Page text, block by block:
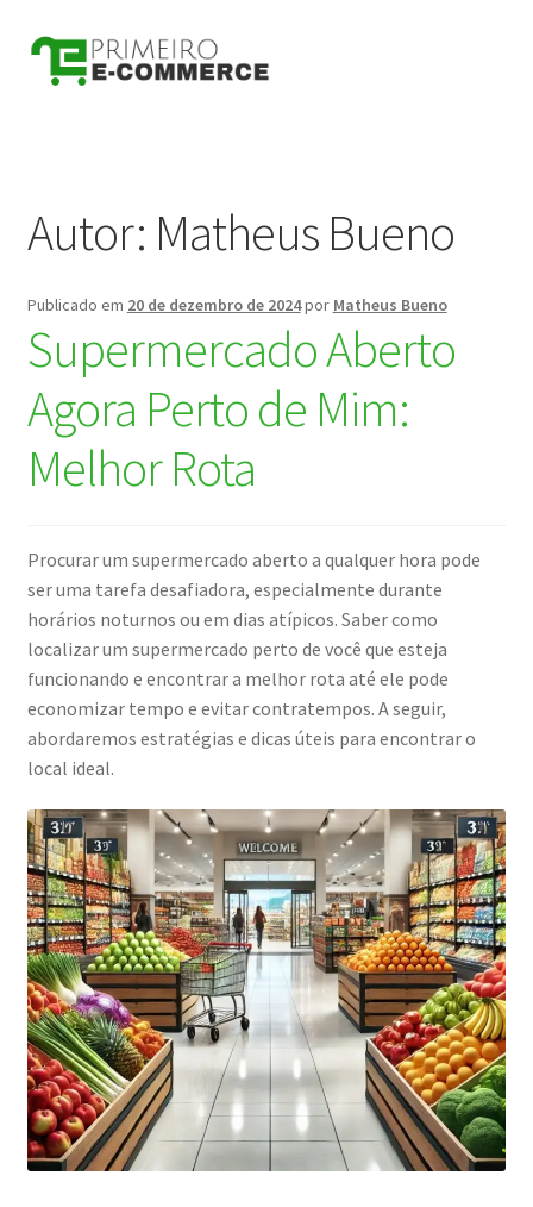
Pular
para
Pular
para
Autor: Matheus Bueno
Publicado em 20 de dezembro de 2024por Matheus Bueno
Supermercado Aberto
Agora Perto de Mim:
Melhor Rota
Procurar um supermercado aberto a qualquer hora pode
ser uma tarefa desafiadora, especialmente durante
horários noturnos ou em dias atípicos. Saber como
localizar um supermercado perto de você que esteja
funcionando e encontrar a melhor rota até ele pode
economizar tempo e evitar contratempos. A seguir,
abordaremos estratégias e dicas úteis para encontrar o
local ideal.